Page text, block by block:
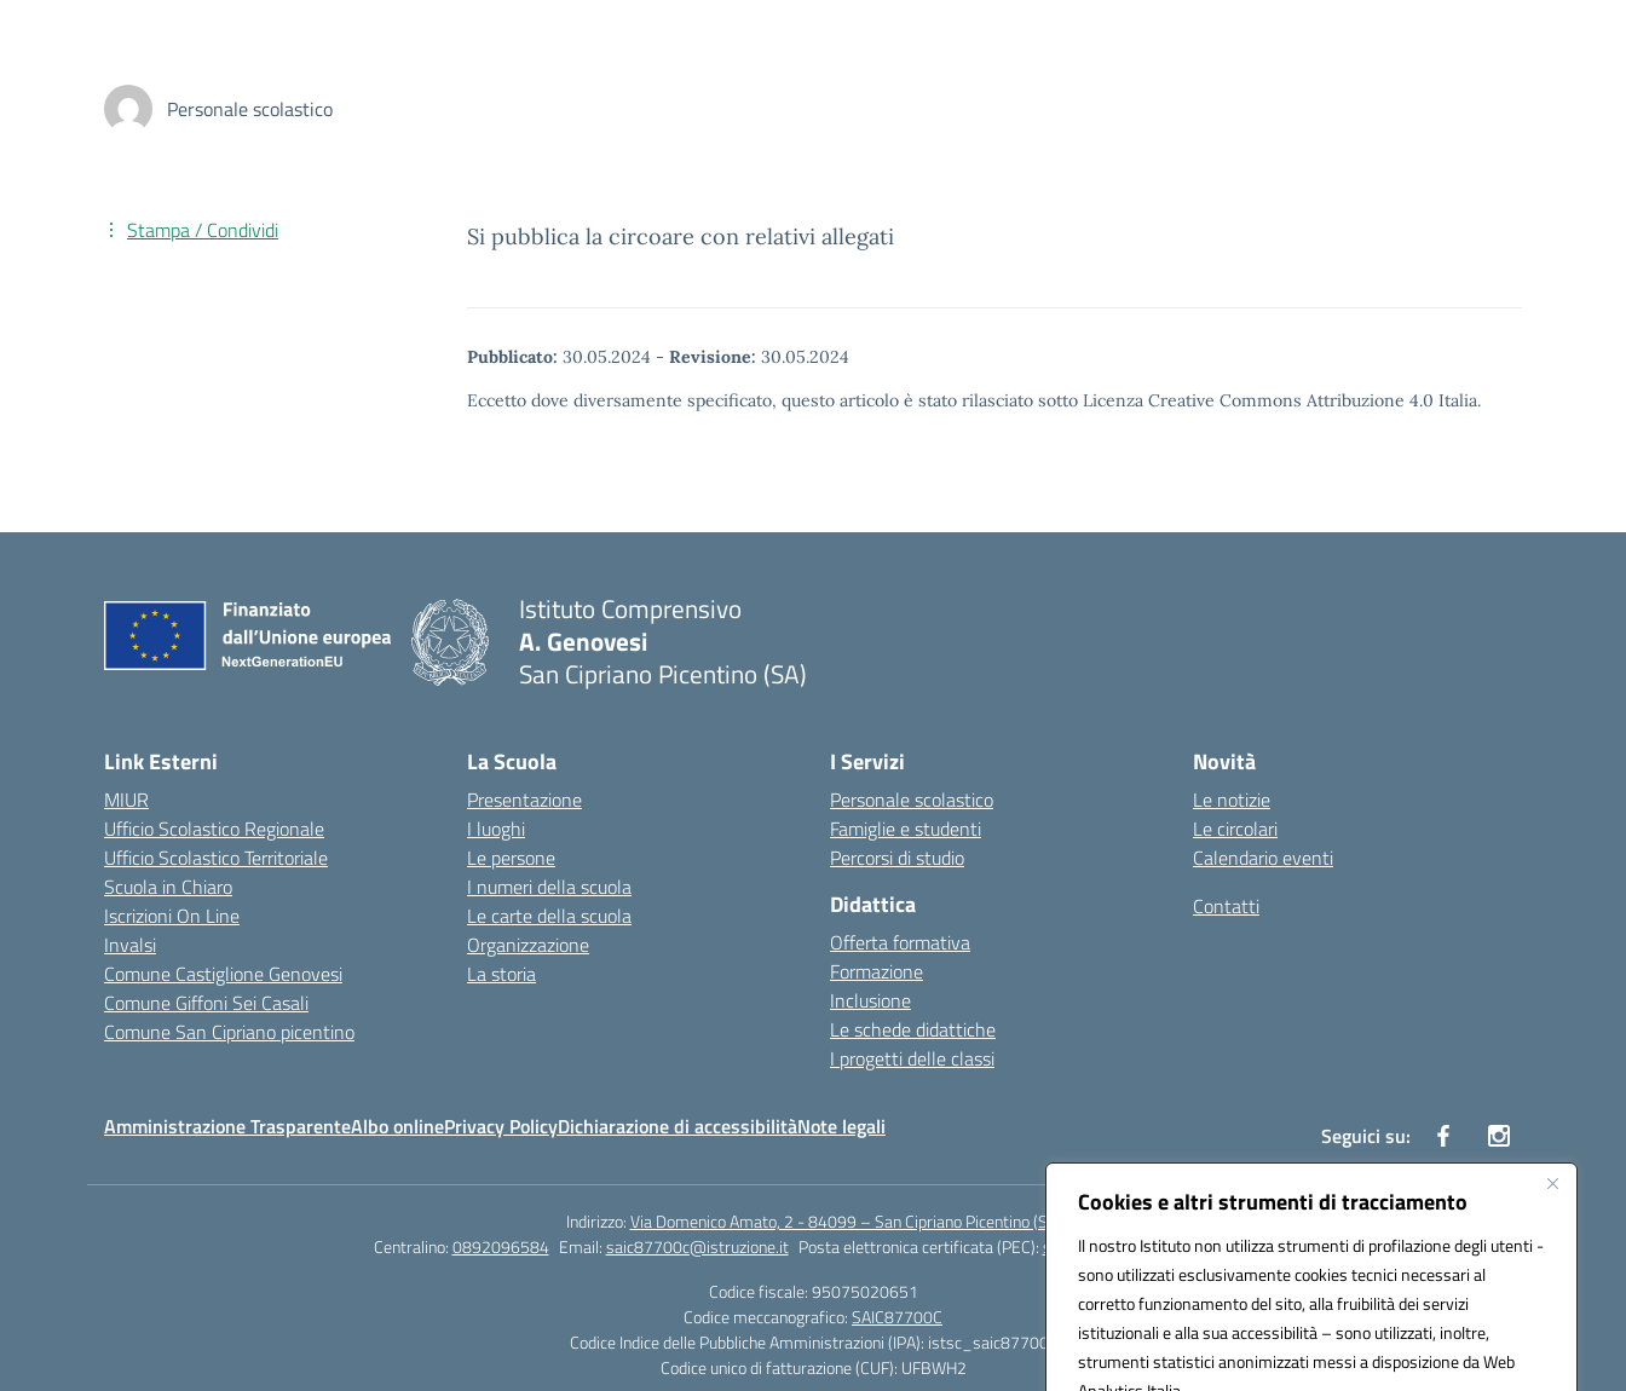
Cookies e altri strumenti di tracciamento
Il nostro Istituto non utilizza strumenti di profilazione degli utenti -
sono utilizzati esclusivamente cookies tecnici necessari al
corretto funzionamento del sito, alla fruibilità dei servizi
istituzionali e alla sua accessibilità – sono utilizzati, inoltre,
strumenti statistici anonimizzati messi a disposizione da Web
Personale scolastico
Si pubblica la circoare con relativi allegati
Pubblicato: 30.05.2024 - Revisione: 30.05.2024
Eccetto dove diversamente specificato, questo articolo è stato rilasciato sotto Licenza Creative Commons Attribuzione 4.0 Italia.
Stampa / Condividi
Istituto Comprensivo
A. Genovesi
San Cipriano Picentino (SA)
Link Esterni
MIUR
Ufficio Scolastico Regionale
Ufficio Scolastico Territoriale
Scuola in Chiaro
Iscrizioni On Line
Invalsi
Comune Castiglione Genovesi
Comune Giffoni Sei Casali
Comune San Cipriano picentino
La Scuola
Presentazione
I luoghi
Le persone
I numeri della scuola
Le carte della scuola
Organizzazione
La storia
I Servizi
Personale scolastico
Famiglie e studenti
Percorsi di studio
Didattica
Offerta formativa
Formazione
Inclusione
Le schede didattiche
I progetti delle classi
Novità
Le notizie
Le circolari
Calendario eventi
Contatti
Amministrazione TrasparenteAlbo onlinePrivacy PolicyDichiarazione di accessibilitàNote legali Seguici su:
Indirizzo:Via Domenico Amato, 2 - 84099 – San Cipriano Picentino (Sa)
Centralino:0892096584 Email:saic87700c@istruzione.it Posta elettronica certificata (PEC):saic87700c@pec.istruzione.it
Codice fiscale: 95075020651
Codice meccanografico:SAIC87700C
Codice Indice delle Pubbliche Amministrazioni (IPA): istsc_saic87700c
Codice unico di fatturazione (CUF): UFBWH2